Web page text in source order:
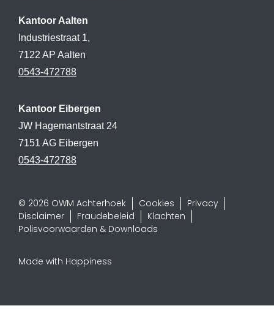
Kantoor Aalten
Industriestraat 1,
7122 AP Aalten
0543-472788
Kantoor Eibergen
JW Hagemantstraat 24
7151 AG Eibergen
0543-472788
© 2026 OWM Achterhoek Cookies
Privacy
Disclaimer
Fraudebeleid
Klachten
Polisvoorwaarden & Downloads
Made with Happiness